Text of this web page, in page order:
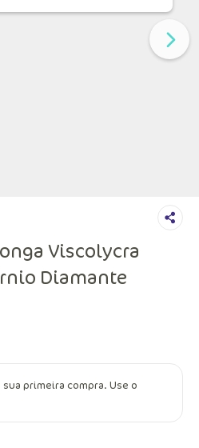
Viscolycra
Diamante
sua primeira compra. Use o